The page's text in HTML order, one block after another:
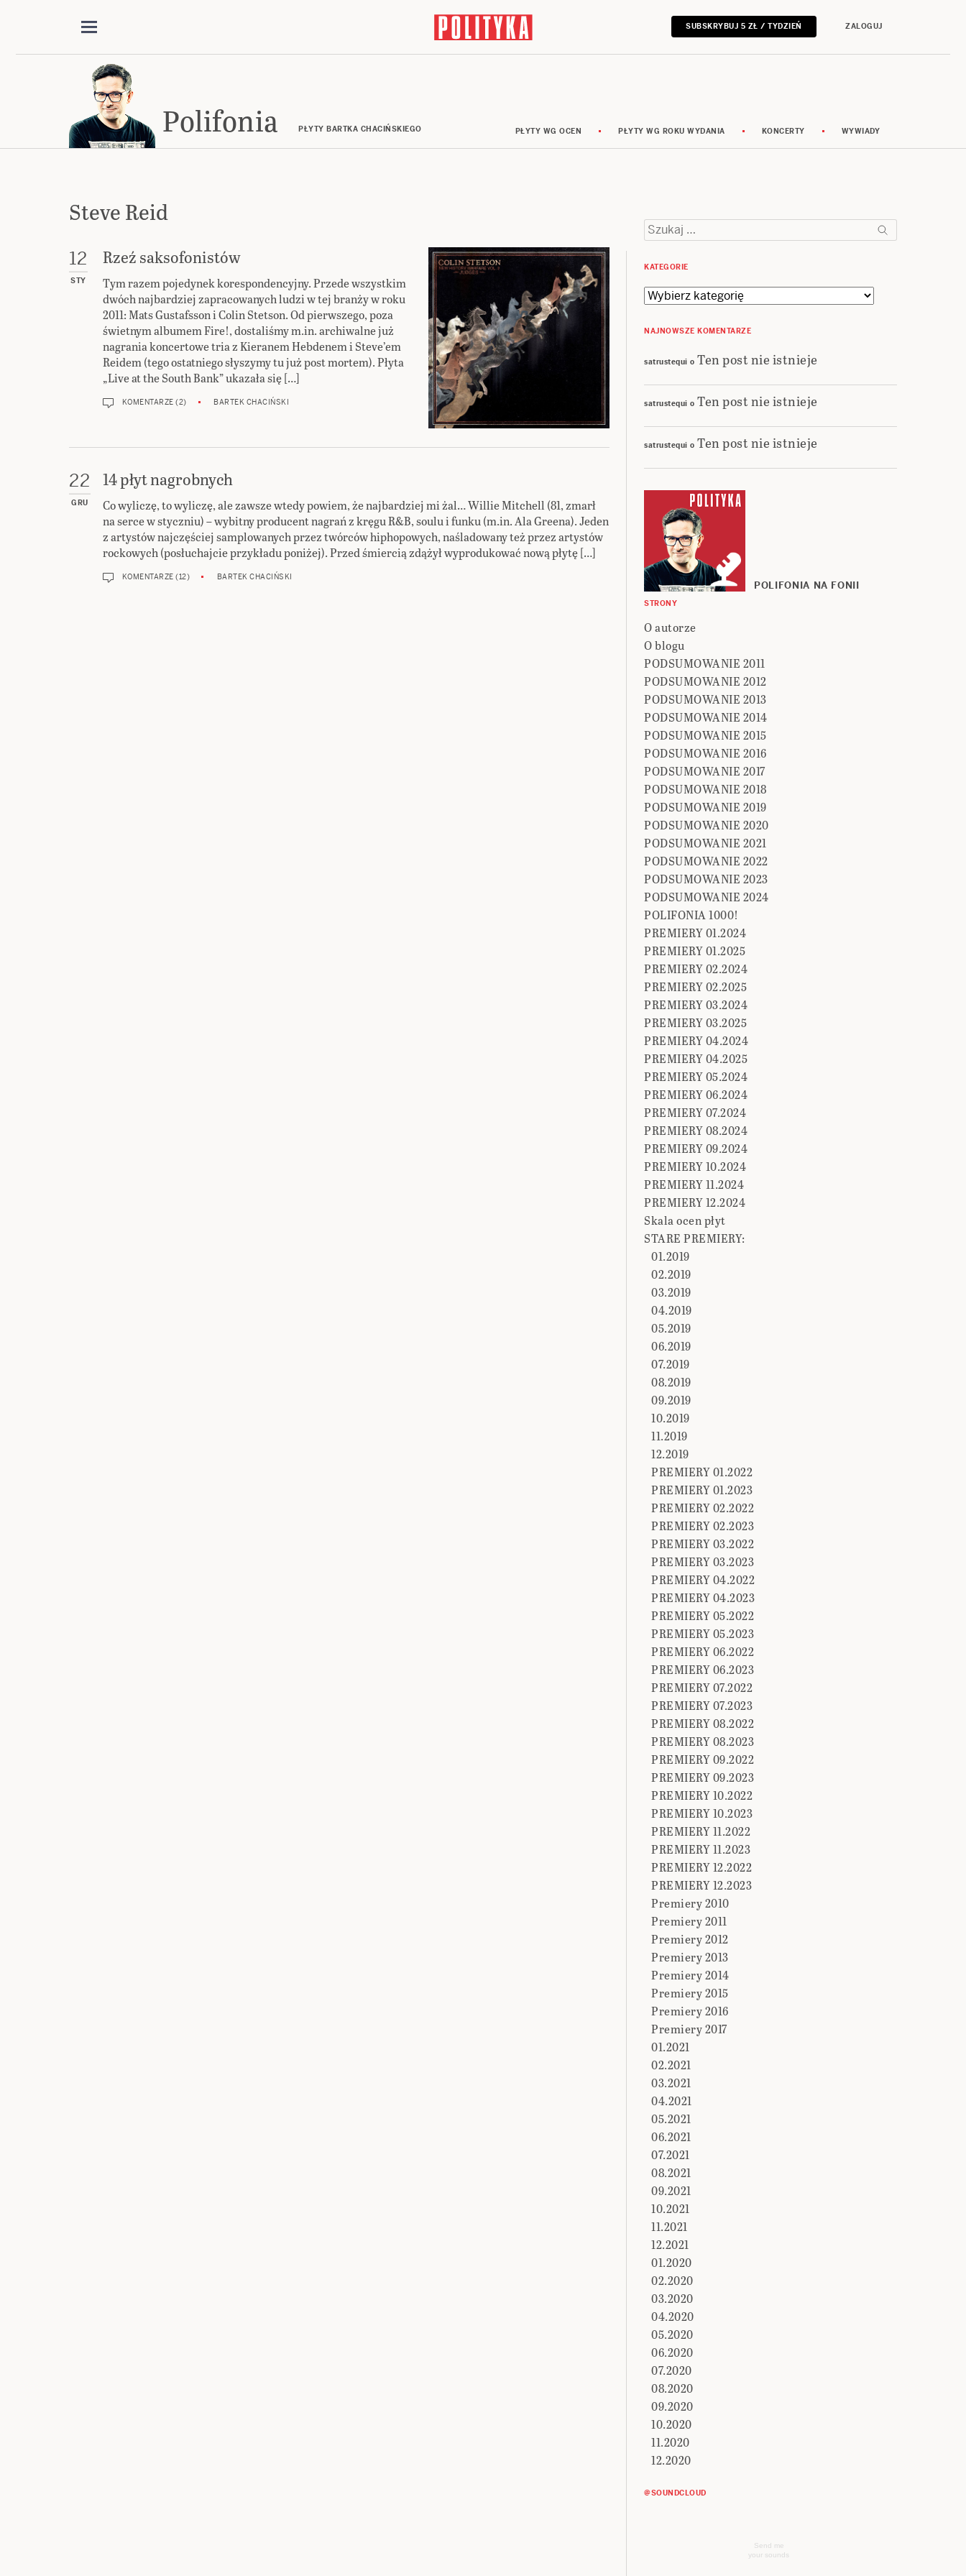
SUBSKRYBUJ 5 ZŁ / TYDZIEŃ ZALOGUJ
Polifonia PŁYTY BARTKA CHACIŃSKIEGO PŁYTY WG OCEN PŁYTY WG ROKU WYDANIA KONCERTY WYWIADY
Steve Reid
12
STY
Rzeź saksofonistów
Tym razem pojedynek korespondencyjny. Przede wszystkim
dwóch najbardziej zapracowanych ludzi w tej branży w roku
2011: Mats Gustafsson i Colin Stetson. Od pierwszego, poza
świetnym albumem Fire!, dostaliśmy m.in. archiwalne już
nagrania koncertowe tria z Kieranem Hebdenem i Steve’em
Reidem (tego ostatniego słyszymy tu już post mortem). Płyta
„Live at the South Bank” ukazała się […]
KOMENTARZE (2) BARTEK CHACIŃSKI
22
GRU
14 płyt nagrobnych
Co wyliczę, to wyliczę, ale zawsze wtedy powiem, że najbardziej mi żal… Willie Mitchell (81, zmarł
na serce w styczniu) – wybitny producent nagrań z kręgu R&B, soulu i funku (m.in. Ala Greena). Jeden
z artystów najczęściej samplowanych przez twórców hiphopowych, naśladowany też przez artystów
rockowych (posłuchajcie przykładu poniżej). Przed śmiercią zdążył wyprodukować nową płytę […]
KOMENTARZE (12) BARTEK CHACIŃSKI
Szukaj:
KATEGORIE
Kategorie
NAJNOWSZE KOMENTARZE
satrustequi o Ten post nie istnieje
satrustequi o Ten post nie istnieje
satrustequi o Ten post nie istnieje
POLIFONIA NA FONII
STRONY
O autorze
O blogu
PODSUMOWANIE 2011
PODSUMOWANIE 2012
PODSUMOWANIE 2013
PODSUMOWANIE 2014
PODSUMOWANIE 2015
PODSUMOWANIE 2016
PODSUMOWANIE 2017
PODSUMOWANIE 2018
PODSUMOWANIE 2019
PODSUMOWANIE 2020
PODSUMOWANIE 2021
PODSUMOWANIE 2022
PODSUMOWANIE 2023
PODSUMOWANIE 2024
POLIFONIA 1000!
PREMIERY 01.2024
PREMIERY 01.2025
PREMIERY 02.2024
PREMIERY 02.2025
PREMIERY 03.2024
PREMIERY 03.2025
PREMIERY 04.2024
PREMIERY 04.2025
PREMIERY 05.2024
PREMIERY 06.2024
PREMIERY 07.2024
PREMIERY 08.2024
PREMIERY 09.2024
PREMIERY 10.2024
PREMIERY 11.2024
PREMIERY 12.2024
Skala ocen płyt
STARE PREMIERY:
01.2019
02.2019
03.2019
04.2019
05.2019
06.2019
07.2019
08.2019
09.2019
10.2019
11.2019
12.2019
PREMIERY 01.2022
PREMIERY 01.2023
PREMIERY 02.2022
PREMIERY 02.2023
PREMIERY 03.2022
PREMIERY 03.2023
PREMIERY 04.2022
PREMIERY 04.2023
PREMIERY 05.2022
PREMIERY 05.2023
PREMIERY 06.2022
PREMIERY 06.2023
PREMIERY 07.2022
PREMIERY 07.2023
PREMIERY 08.2022
PREMIERY 08.2023
PREMIERY 09.2022
PREMIERY 09.2023
PREMIERY 10.2022
PREMIERY 10.2023
PREMIERY 11.2022
PREMIERY 11.2023
PREMIERY 12.2022
PREMIERY 12.2023
Premiery 2010
Premiery 2011
Premiery 2012
Premiery 2013
Premiery 2014
Premiery 2015
Premiery 2016
Premiery 2017
01.2021
02.2021
03.2021
04.2021
05.2021
06.2021
07.2021
08.2021
09.2021
10.2021
11.2021
12.2021
01.2020
02.2020
03.2020
04.2020
05.2020
06.2020
07.2020
08.2020
09.2020
10.2020
11.2020
12.2020
@SOUNDCLOUD
Send me
your sounds